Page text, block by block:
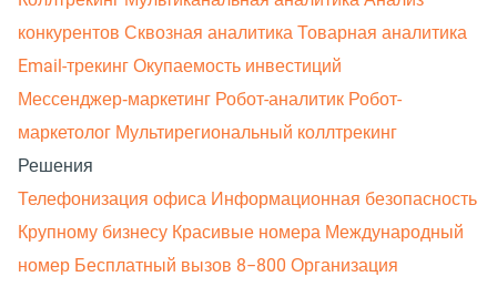
конкурентов Сквозная аналитика Товарная аналитика
Email-трекинг Окупаемость инвестиций
Мессенджер‑маркетинг Робот-аналитик Робот-
маркетолог Мультирегиональный коллтрекинг
Решения
Телефонизация офиса Информационная безопасность
Крупному бизнесу Красивые номера Международный
номер Бесплатный вызов 8−800 Организация